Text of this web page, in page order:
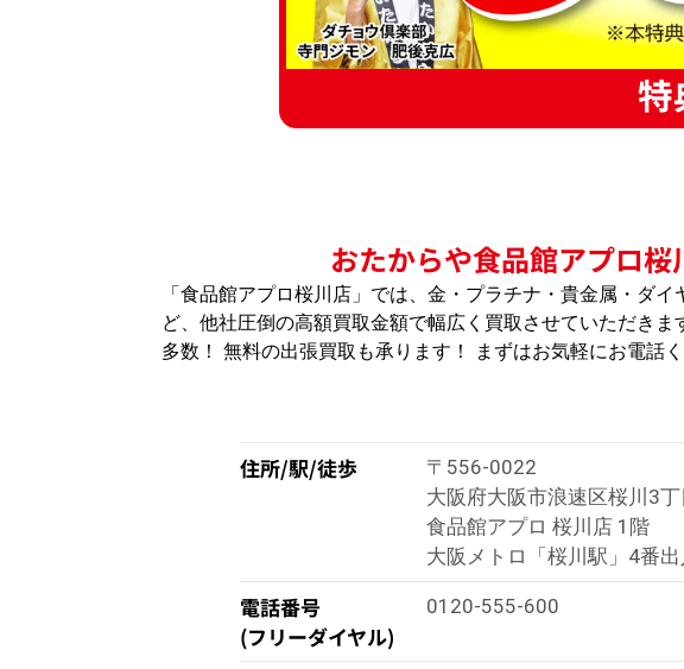
特
おたからや食品館アプロ
「食品館アプロ桜川店」では、金・プラチナ・貴金属・ダ
ど、他社圧倒の高額買取金額で幅広く買取させていただき
多数！ 無料の出張買取も承ります！ まずはお気軽にお電話く
住所/駅/徒歩
〒556-0022
大阪府大阪市浪速区桜川3
食品館アプロ 桜川店 1階
大阪メトロ「桜川駅」4番
電話番号
(フリーダイヤル)
0120-555-600